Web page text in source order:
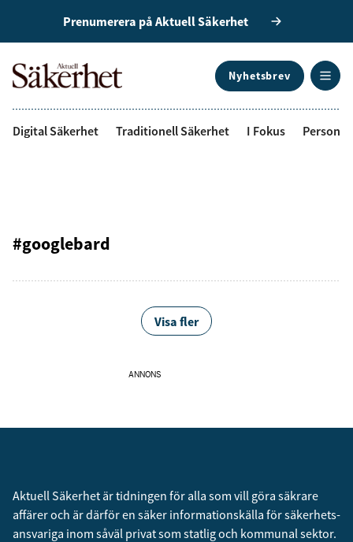
Prenumerera på Aktuell Säkerhet
Nyhetsbrev
Digital Säkerhet Traditionell Säkerhet I Fokus
#googlebard
Visa fler
ANNONS
Aktuell Säkerhet är tidningen för alla som vill göra säkrare
affärer och är därför en säker informationskälla för säkerhets­
ansvariga inom såväl privat som statlig och kommunal sektor.